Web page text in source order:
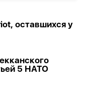
оставшихся у
5 НАТО